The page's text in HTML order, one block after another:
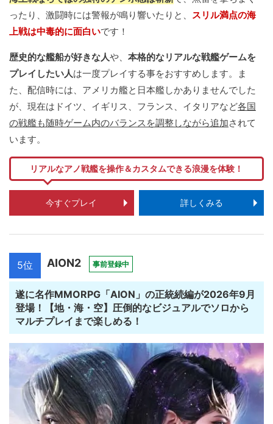
ったり、激闘時には警報が鳴り響いたりと、
スリル満点の海
上戦は中毒的に面白いです！
歴史的な艦船が好きな人や、 本格的なリアルな戦艦ゲームを
プレイしたい人は一度プレイする事をおすすめします。ま
た、配信時には、アメリカ艦と日本艦しかありませんでした
が、現在はドイツ、イギリス、フランス、イタリアなど各国
の戦艦も随時ゲーム内のバランスを調整しながら追加されて
います。
リアルなアノ戦艦を操作＆カスタムできる浪漫を体験！
今すぐプレイ 詳しくみる
5位 AION2 事前登録中
遂に名作MMORPG「AION」の正統続編が2026年9月
登場！【地・海・空】圧倒的なビジュアルでソロから
マルチプレイまで楽しめる！